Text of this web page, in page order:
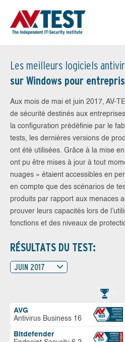
Les meilleurs logiciels
sur Windows pour
Aux mois de mai et juin 2017, AV-
de sécurité destinés aux
la configuration prédéfinie par le
tests, les dernières versions de
ont été utilisées. Grâce à la mise
ont pu être mises à jour à tout
nuages » étaient accessibles en
en compte que des scénarios de
produits par rapport aux menaces
prouver leurs capacités lors de
fonctions et des niveaux de
RÉSULTATS DU TEST:
JUIN 2017
AVG
Antivirus Business 16
Bitdefender